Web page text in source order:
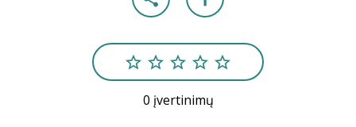
0 įvertinimų